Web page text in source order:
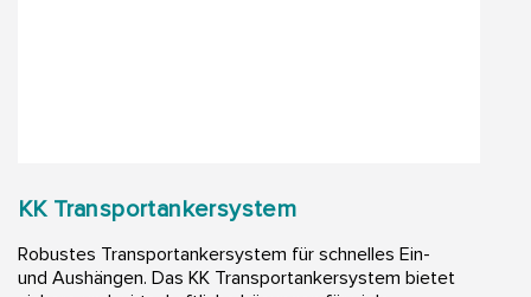
KK Transportankersystem​
Robustes Transportankersystem für schnelles Ein-
und Aushängen. Das KK Transportankersystem bietet